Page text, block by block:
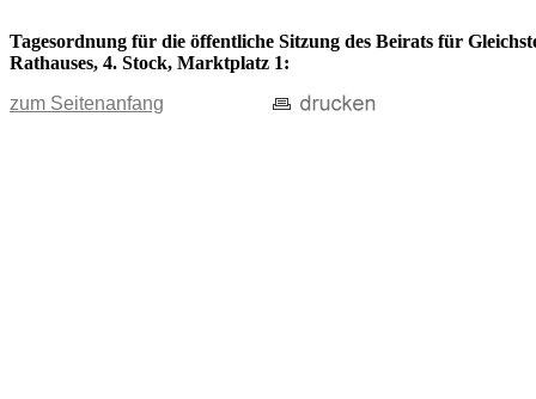
Tagesordnung für die öffentliche Sitzung des Beirats für
Rathauses, 4. Stock, Marktplatz 1:
zum Seitenanfang